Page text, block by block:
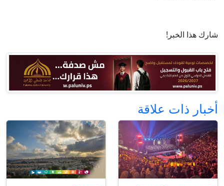
شارك هذا الخبر!
أخبار ذات علاقة